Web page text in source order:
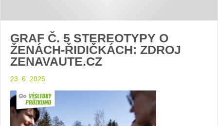
GRAF Č. 5 STEREOTYPY O
ŽENÁCH-ŘIDIČKÁCH: ZDROJ
ZENAVAUTE.CZ
23. 6. 2025